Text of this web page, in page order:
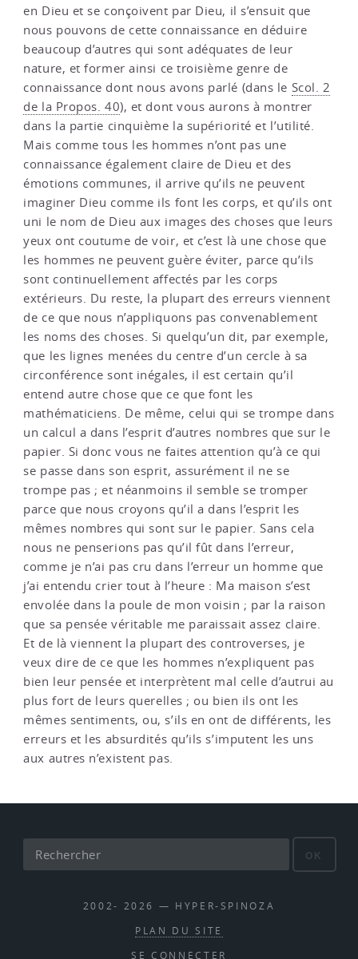
en Dieu et se conçoivent par Dieu, il s’ensuit que
nous pouvons de cette connaissance en déduire
beaucoup d’autres qui sont adéquates de leur
nature, et former ainsi ce troisième genre de
connaissance dont nous avons parlé (dans le Scol. 2
de la Propos. 40), et dont vous aurons à montrer
dans la partie cinquième la supériorité et l’utilité.
Mais comme tous les hommes n’ont pas une
connaissance également claire de Dieu et des
émotions communes, il arrive qu’ils ne peuvent
imaginer Dieu comme ils font les corps, et qu’ils ont
uni le nom de Dieu aux images des choses que leurs
yeux ont coutume de voir, et c’est là une chose que
les hommes ne peuvent guère éviter, parce qu’ils
sont continuellement affectés par les corps
extérieurs. Du reste, la plupart des erreurs viennent
de ce que nous n’appliquons pas convenablement
les noms des choses. Si quelqu’un dit, par exemple,
que les lignes menées du centre d’un cercle à sa
circonférence sont inégales, il est certain qu’il
entend autre chose que ce que font les
mathématiciens. De même, celui qui se trompe dans
un calcul a dans l’esprit d’autres nombres que sur le
papier. Si donc vous ne faites attention qu’à ce qui
se passe dans son esprit, assurément il ne se
trompe pas ; et néanmoins il semble se tromper
parce que nous croyons qu’il a dans l’esprit les
mêmes nombres qui sont sur le papier. Sans cela
nous ne penserions pas qu’il fût dans l’erreur,
comme je n’ai pas cru dans l’erreur un homme que
j’ai entendu crier tout à l’heure : Ma maison s’est
envolée dans la poule de mon voisin ; par la raison
que sa pensée véritable me paraissait assez claire.
Et de là viennent la plupart des controverses, je
veux dire de ce que les hommes n’expliquent pas
bien leur pensée et interprètent mal celle d’autrui au
plus fort de leurs querelles ; ou bien ils ont les
mêmes sentiments, ou, s’ils en ont de différents, les
erreurs et les absurdités qu’ils s’imputent les uns
aux autres n’existent pas.
OK
2002- 2026 — HYPER-SPINOZA
PLAN DU SITE
SE CONNECTER